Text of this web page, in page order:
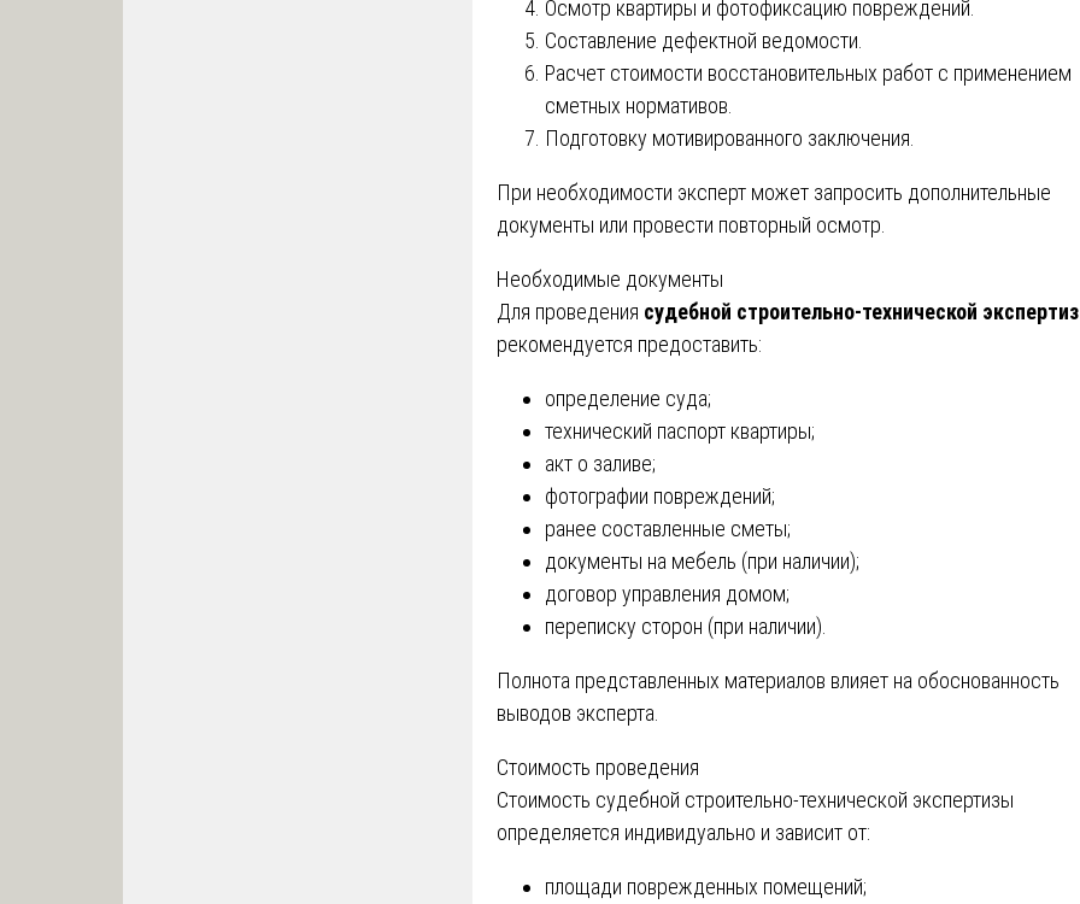
Осмотр квартиры и фотофиксацию повреждений.
Составление дефектной ведомости.
Расчет стоимости восстановительных работ с применением
сметных нормативов.
Подготовку мотивированного заключения.
При необходимости эксперт может запросить дополнительные
документы или провести повторный осмотр.
Необходимые документы
Для проведения судебной строительно-технической
рекомендуется предоставить:
определение суда;
технический паспорт квартиры;
акт о заливе;
фотографии повреждений;
ранее составленные сметы;
документы на мебель (при наличии);
договор управления домом;
переписку сторон (при наличии).
Полнота представленных материалов влияет на обоснованность
выводов эксперта.
Стоимость проведения
Стоимость судебной строительно-технической экспертизы
определяется индивидуально и зависит от:
площади поврежденных помещений;